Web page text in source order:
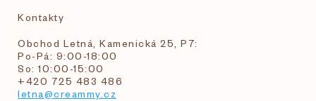
Kontakty
Obchod Letná, Kamenická 25, P7:
Po-Pá: 9:00-18:00
So: 10:00-15:00
+420 725 483 486
letna@creammy.cz